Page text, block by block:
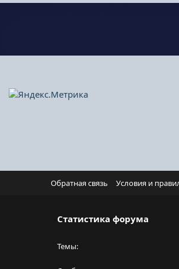
Обратная связь Условия и
Статистика форума
Темы